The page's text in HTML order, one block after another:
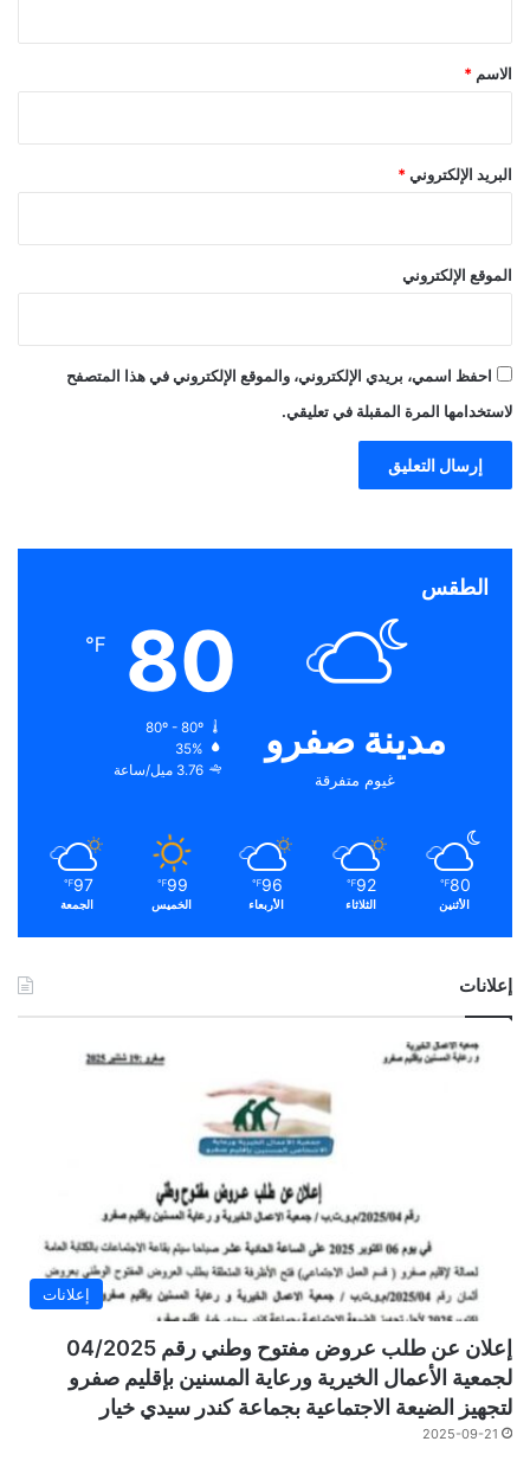
*
الاسم *
البريد الإلكتروني *
الموقع الإلكتروني
احفظ اسمي، بريدي الإلكتروني، والموقع الإلكتروني في هذا المتصفح
لاستخدامها المرة المقبلة في تعليقي.
الطقس
مدينة صفرو
غيوم متفرقة
80
℉
80º - 80º
35%
3.76 ميل/ساعة
80
℉
الأثنين
92
℉
الثلاثاء
96
℉
الأربعاء
99
℉
الخميس
97
℉
الجمعة
إعلانات
إعلانات
إعلان عن طلب عروض مفتوح وطني رقم 04/2025
لجمعية الأعمال الخيرية ورعاية المسنين بإقليم صفرو
لتجهيز الضيعة الاجتماعية بجماعة كندر سيدي خيار
2025-09-21